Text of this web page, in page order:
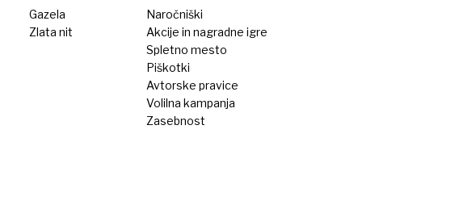
Gazela
Zlata nit
Naročniški
Akcije in nagradne igre
Spletno mesto
Piškotki
Avtorske pravice
Volilna kampanja
Zasebnost